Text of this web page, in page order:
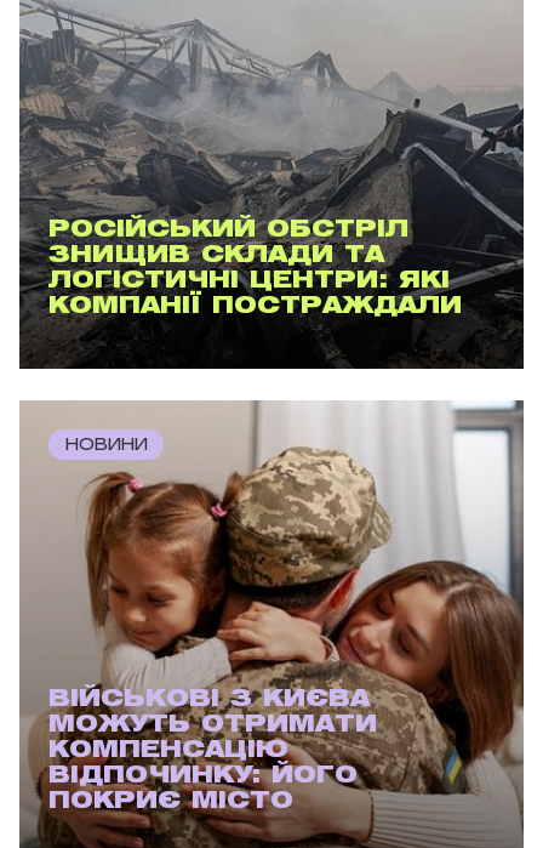
РОСІЙСЬКИЙ ОБСТРІЛ
ЗНИЩИВ СКЛАДИ ТА
ЛОГІСТИЧНІ ЦЕНТРИ: ЯКІ
КОМПАНІЇ ПОСТРАЖДАЛИ
НОВИНИ
ВІЙСЬКОВІ З КИЄВА
МОЖУТЬ ОТРИМАТИ
КОМПЕНСАЦІЮ
ВІДПОЧИНКУ: ЙОГО
ПОКРИЄ МІСТО